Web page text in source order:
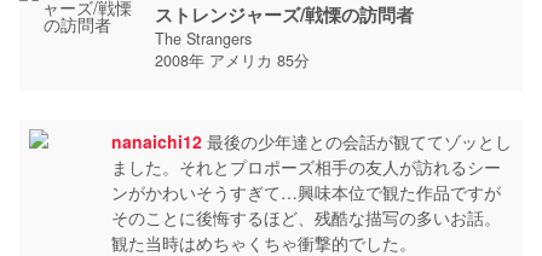
ストレンジャーズ/戦慄の訪問者
The Strangers
2008年 アメリカ 85分
nanaichi12 最後の少年達との会話が観ててゾッとし
ました。それとプロポーズ相手の友人が訪れるシー
ンがかわいそうすぎて…興味本位で観た作品ですが
そのことに後悔するほど、残酷な描写の多いお話。
観た当時はめちゃくちゃ衝撃的でした。